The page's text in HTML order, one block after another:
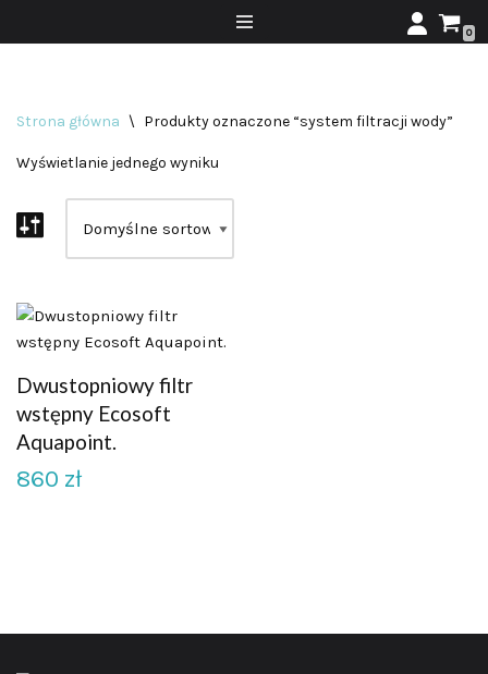
0
Strona główna \ Produkty oznaczone “system filtracji wody”
Wyświetlanie jednego wyniku
Dwustopniowy filtr
wstępny Ecosoft
Aquapoint.
860 zł